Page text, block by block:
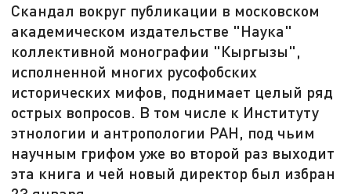
Скандал вокруг публикации в московском
академическом издательстве "Наука"
коллективной монографии "Кыргызы",
исполненной многих русофобских
исторических мифов, поднимает целый ряд
острых вопросов. В том числе к Институту
этнологии и антропологии РАН, под чьим
научным грифом уже во второй раз выходит
эта книга и чей новый директор был избран